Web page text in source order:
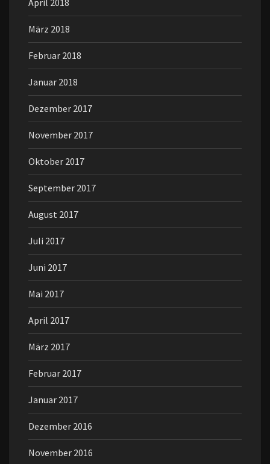
April 2018
März 2018
Februar 2018
Januar 2018
Dezember 2017
November 2017
Oktober 2017
September 2017
August 2017
Juli 2017
Juni 2017
Mai 2017
April 2017
März 2017
Februar 2017
Januar 2017
Dezember 2016
November 2016